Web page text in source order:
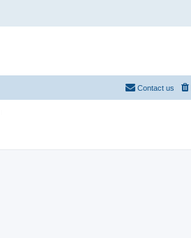
Contact us